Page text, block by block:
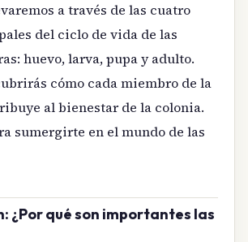
a través de las cuatro
del ciclo de vida de las
huevo, larva, pupa y adulto.
cómo cada miembro de la
al bienestar de la colonia.
sumergirte en el mundo de las
¿Por qué son importantes las